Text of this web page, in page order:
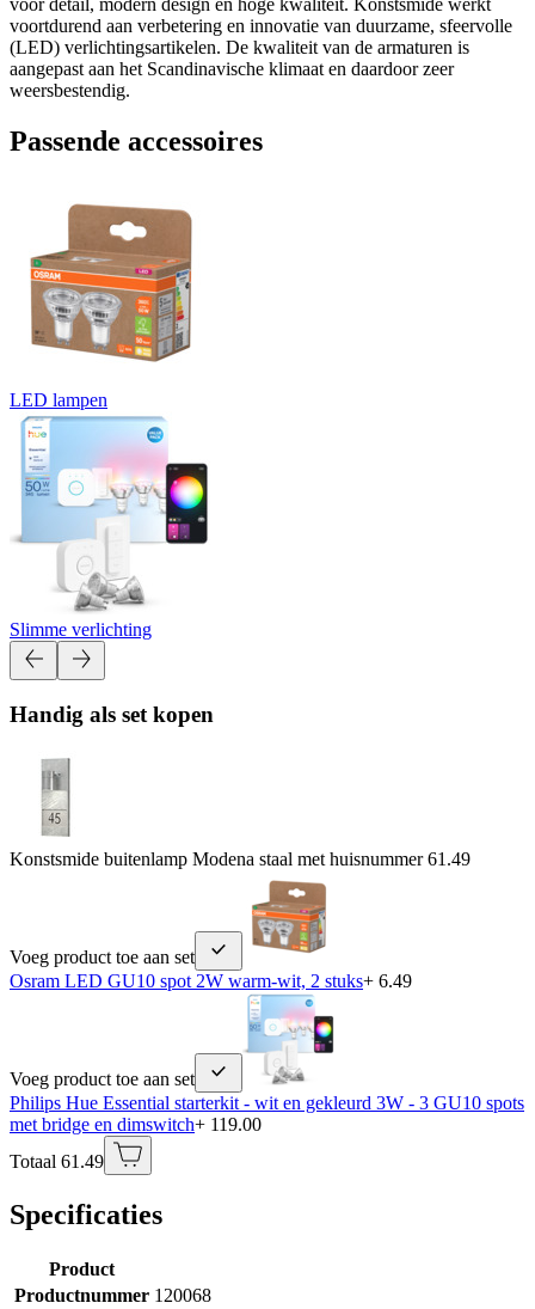
voortdurend aan verbetering en innovatie van duurzame, sfeervolle
(LED) verlichtingsartikelen. De kwaliteit van de armaturen is
aangepast aan het Scandinavische klimaat en daardoor zeer
weersbestendig.
Passende accessoires
LED lampen
Slimme verlichting
Handig als set kopen
Konstsmide buitenlamp Modena staal met huisnummer61.49
Voeg product toe aan set
Osram LED GU10 spot 2W warm-wit, 2 stuks+ 6.49
Voeg product toe aan set
Philips Hue Essential starterkit - wit en gekleurd 3W - 3 GU10 spots
met bridge en dimswitch+ 119.00
Totaal 61.49
Specificaties
Product
Productnummer 120068